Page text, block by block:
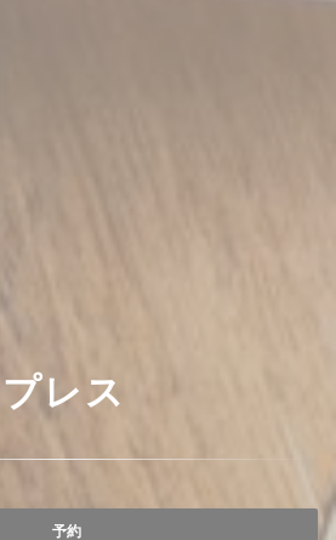
プレス
予約